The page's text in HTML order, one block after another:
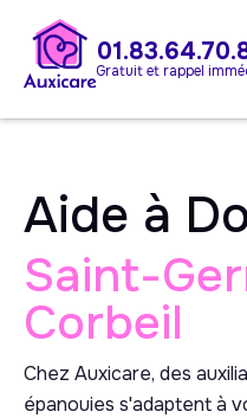
Gratuit et rappel
Aide à
Saint-
Corbeil
Chez Auxicare, des
épanouies s'adaptent à